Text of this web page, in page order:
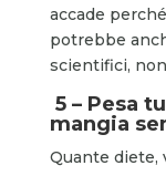
accade
potrebbe
scientifici,
5 – Pesa
mangia
Quante diete,